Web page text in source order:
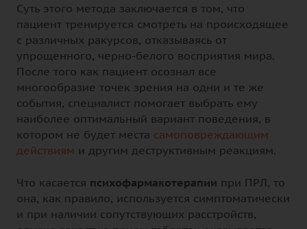
Суть этого метода заключается в том, что
пациент тренируется смотреть на происходящее
с различных ракурсов, отказываясь от
упрощенного, черно-белого восприятия мира.
После того как пациент осознал все
многообразие точек зрения на одни и те же
события, специалист помогает выбрать ему
наиболее оптимальный вариант поведения, в
котором не будет места самоповреждающим
действиям и другим деструктивным реакциям.
Что касается психофармакотерапии при ПРЛ, то
она, как правило, используется симптоматически
и при наличии сопутствующих расстройств,